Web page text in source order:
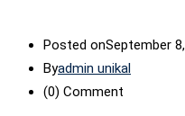
Posted onSeptember
Byadmin unikal
(0) Comment